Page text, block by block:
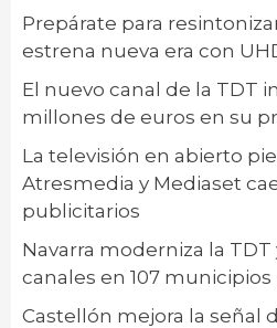
Prepárate para
estrena nueva era con
El nuevo canal de la TDT
millones de euros en su
La televisión en abierto
Atresmedia y Mediaset
publicitarios
Navarra moderniza la
canales en 107 municipios
Castellón mejora la señal